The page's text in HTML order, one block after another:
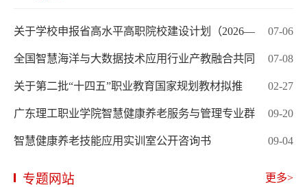
07-06
关于学校申报省高水平高职院校建设计划（2026—
07-08
全国智慧海洋与大数据技术应用行业产教融合共同
02-27
关于第二批“十四五”职业教育国家规划教材拟推
09-20
广东理工职业学院智慧健康养老服务与管理专业群
09-04
智慧健康养老技能应用实训室公开咨询书
专题网站 更多>